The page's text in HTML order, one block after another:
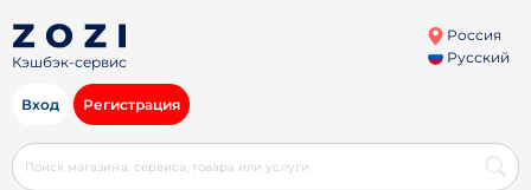
Кэшбэк-сервис
Россия
Русский
Вход Регистрация